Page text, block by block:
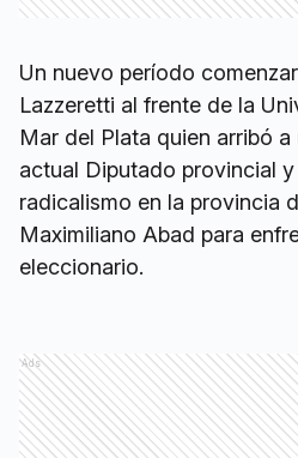
Un nuevo período
Lazzeretti al frente de la
Mar del Plata quien arribó
actual Diputado provincial
radicalismo en la provincia
Maximiliano Abad para
eleccionario.
Ads